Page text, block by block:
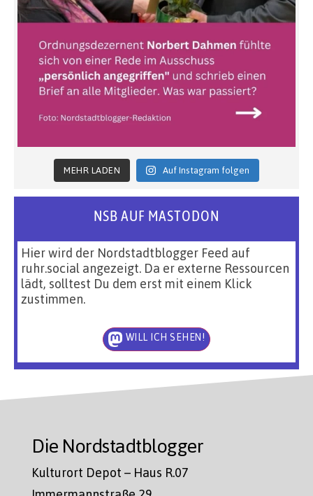
MEHR LADEN Auf Instagram folgen
NSB AUF MASTODON
Hier wird der Nordstadtblogger Feed auf
ruhr.social angezeigt. Da er externe Ressourcen
lädt, solltest Du dem erst mit einem Klick
zustimmen.
WILL ICH SEHEN!
Die Nordstadtblogger
Kulturort Depot – Haus R.07